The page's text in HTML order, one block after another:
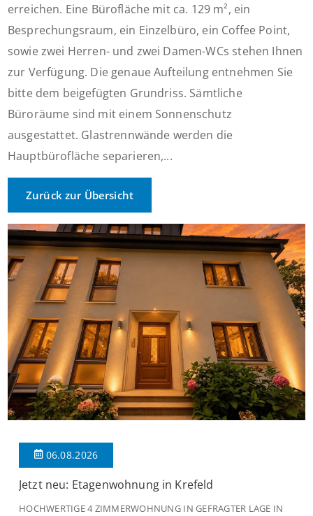
erreichen. Eine Bürofläche mit ca. 129 m², ein
Besprechungsraum, ein Einzelbüro, ein Coffee Point,
sowie zwei Herren- und zwei Damen-WCs stehen Ihnen
zur Verfügung. Die genaue Aufteilung entnehmen Sie
bitte dem beigefügten Grundriss. Sämtliche
Büroräume sind mit einem Sonnenschutz
ausgestattet. Glastrennwände werden die
Hauptbürofläche separieren,...
Zurück zur Übersicht
06.08.2026
Jetzt neu: Etagenwohnung in Krefeld
HOCHWERTIGE 4 ZIMMERWOHNUNG IN GEFRAGTER LAGE IN